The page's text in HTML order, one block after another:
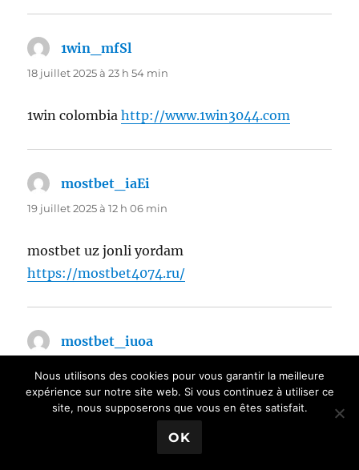
1win_mfSl
18 juillet 2025 à 23 h 54 min
1win colombiahttp://www.1win3044.com
mostbet_iaEi
19 juillet 2025 à 12 h 06 min
mostbet uz jonli yordam
https://mostbet4074.ru/
mostbet_iuoa
mostbet uz kirishhttps://www.mostbet4072.ru
Nous utilisons des cookies pour vous garantir la meilleure
expérience sur notre site web. Si vous continuez à utiliser ce
site, nous supposerons que vous en êtes satisfait.
OK